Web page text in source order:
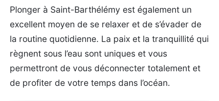
Plonger à Saint-Barthélémy est également un
excellent moyen de se relaxer et de s’évader de
la routine quotidienne. La paix et la tranquillité qui
règnent sous l’eau sont uniques et vous
permettront de vous déconnecter totalement et
de profiter de votre temps dans l’océan.